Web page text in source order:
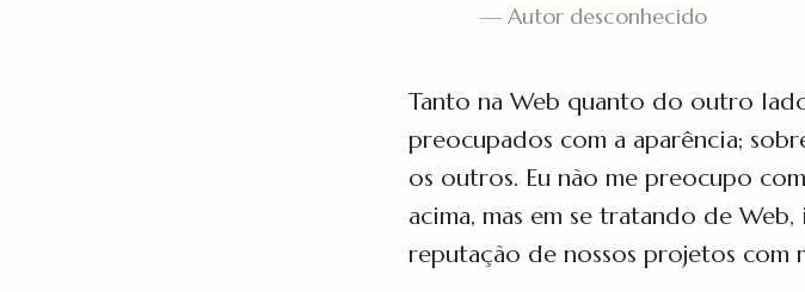
— Autor desconhecido
Tanto na Web quanto do outro
preocupados com a aparência;
os outros. Eu não me preocupo
acima, mas em se tratando de
reputação de nossos projetos com